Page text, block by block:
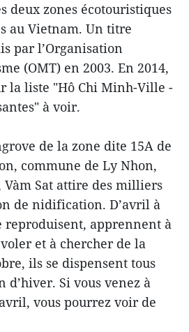
deux zones écotouristiques
au Vietnam. Un titre
par l’Organisation
(OMT) en 2003. En 2014,
la liste "Hô Chi Minh-Ville -
à voir.
de la zone dite 15A de
commune de Ly Nhon,
Vàm Sat attire des milliers
de nidification. D’avril à
reproduisent, apprennent à
et à chercher de la
ils se dispensent tous
Si vous venez à
vous pourrez voir de